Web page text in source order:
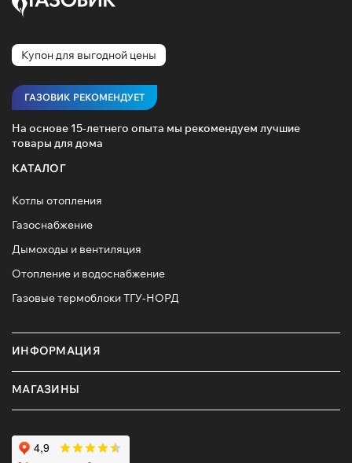
Купон для выгодной цены
ГАЗОВИК РЕКОМЕНДУЕТ
На основе 15-летнего опыта мы рекомендуем лучшие
товары для дома
КАТАЛОГ
Котлы отопления
Газоснабжение
Дымоходы и вентиляция
Отопление и водоснабжение
Газовые термоблоки ТГУ-НОРД
ИНФОРМАЦИЯ
МАГАЗИНЫ